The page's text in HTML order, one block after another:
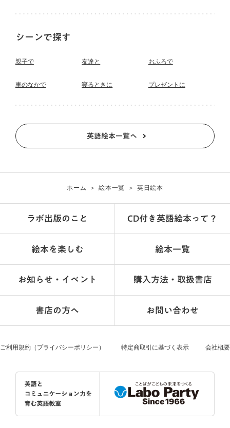
シーンで探す
親子で 友達と おふろで
車のなかで 寝るときに プレゼントに
英語絵本一覧へ
ホーム 絵本一覧 英日絵本
ラボ出版のこと CD付き英語絵本って？
絵本を楽しむ 絵本一覧
お知らせ・イベント 購入方法・取扱書店
書店の方へ お問い合わせ
ご利用規約（プライバシーポリシー） 特定商取引に基づく表示 会社概要